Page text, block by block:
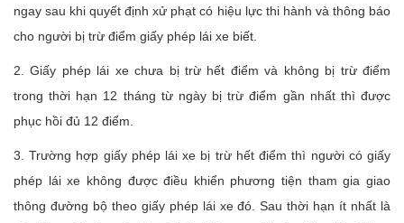
ngay sau khi quyết định xử phạt có hiệu lực thi hành và thông báo
cho người bị trừ điểm giấy phép lái xe biết.
2. Giấy phép lái xe chưa bị trừ hết điểm và không bị trừ điểm
trong thời hạn 12 tháng từ ngày bị trừ điểm gần nhất thì được
phục hồi đủ 12 điểm.
3. Trường hợp giấy phép lái xe bị trừ hết điểm thì người có giấy
phép lái xe không được điều khiển phương tiện tham gia giao
thông đường bộ theo giấy phép lái xe đó. Sau thời hạn ít nhất là